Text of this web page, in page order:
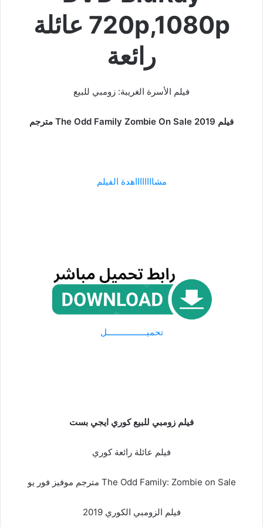
720p,1080p عائلة
رائعة
فيلم الأسرة الغريبة: زومبي للبيع
فيلم The Odd Family Zombie On Sale 2019 مترجم
مشااااااااهدة الفيلم
تحميـــــــــــــــــل
فيلم زومبي للبيع كوري ايجي بست
فيلم عائلة رائعة كوري
The Odd Family: Zombie on Sale مترجم موفيز فور يو
فيلم الزومبي الكوري 2019